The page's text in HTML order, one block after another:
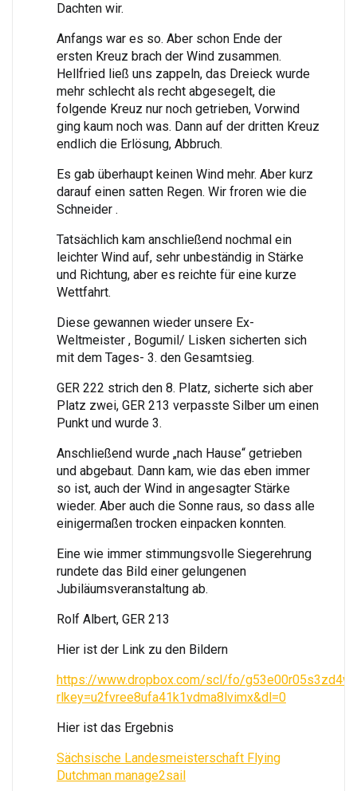
Dachten wir.
Anfangs war es so. Aber schon Ende der
ersten Kreuz brach der Wind zusammen.
Hellfried ließ uns zappeln, das Dreieck wurde
mehr schlecht als recht abgesegelt, die
folgende Kreuz nur noch getrieben, Vorwind
ging kaum noch was. Dann auf der dritten Kreuz
endlich die Erlösung, Abbruch.
Es gab überhaupt keinen Wind mehr. Aber kurz
darauf einen satten Regen. Wir froren wie die
Schneider .
Tatsächlich kam anschließend nochmal ein
leichter Wind auf, sehr unbeständig in Stärke
und Richtung, aber es reichte für eine kurze
Wettfahrt.
Diese gewannen wieder unsere Ex-
Weltmeister , Bogumil/ Lisken sicherten sich
mit dem Tages- 3. den Gesamtsieg.
GER 222 strich den 8. Platz, sicherte sich aber
Platz zwei, GER 213 verpasste Silber um einen
Punkt und wurde 3.
Anschließend wurde „nach Hause“ getrieben
und abgebaut. Dann kam, wie das eben immer
so ist, auch der Wind in angesagter Stärke
wieder. Aber auch die Sonne raus, so dass alle
einigermaßen trocken einpacken konnten.
Eine wie immer stimmungsvolle Siegerehrung
rundete das Bild einer gelungenen
Jubiläumsveranstaltung ab.
Rolf Albert, GER 213
Hier ist der Link zu den Bildern
https://www.dropbox.com/scl/fo/
rlkey=u2fvree8ufa41k1vdma8lvimx&dl=0
Hier ist das Ergebnis
Sächsische Landesmeisterschaft Flying
Dutchman manage2sail